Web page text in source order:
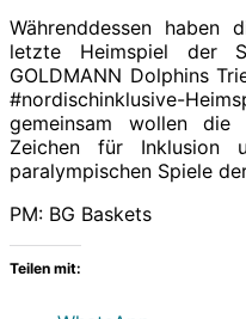
Währenddessen haben
letzte Heimspiel der
GOLDMANN Dolphins
#nordischinklusive-
gemeinsam wollen
Zeichen für Inklusion
paralympischen Spiele
PM: BG Baskets
Teilen mit: